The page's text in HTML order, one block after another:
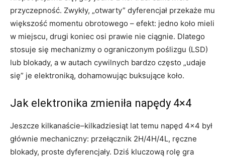
przyczepność. Zwykły, „otwarty” dyferencjał przekaże mu
większość momentu obrotowego – efekt: jedno koło mieli
w miejscu, drugi koniec osi prawie nie ciągnie. Dlatego
stosuje się mechanizmy o ograniczonym poślizgu (LSD)
lub blokady, a w autach cywilnych bardzo często „udaje
się” je elektroniką, dohamowując buksujące koło.
Jak elektronika zmieniła napędy 4×4
Jeszcze kilkanaście–kilkadziesiąt lat temu napęd 4×4 był
głównie mechaniczny: przełącznik 2H/4H/4L, ręczne
blokady, proste dyferencjały. Dziś kluczową rolę gra